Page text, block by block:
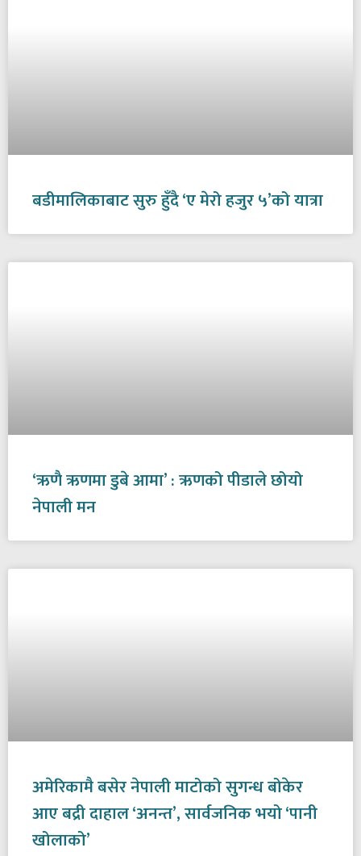
बडीमालिकाबाट सुरु हुँदै ‘ए मेरो हजुर ५’को यात्रा
‘ऋणै ऋणमा डुबे आमा’ : ऋणको पीडाले छोयो
नेपाली मन
अमेरिकामै बसेर नेपाली माटोको सुगन्ध बोकेर
आए बद्री दाहाल ‘अनन्त’, सार्वजनिक भयो ‘पानी
खोलाको’